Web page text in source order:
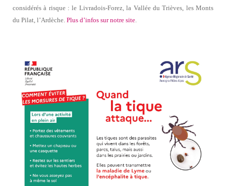
considérés à risque : le Livradois-Forez, la Vallée du Trièves, les Monts
du Pilat, l’Ardèche. Plus d’infos sur notre site